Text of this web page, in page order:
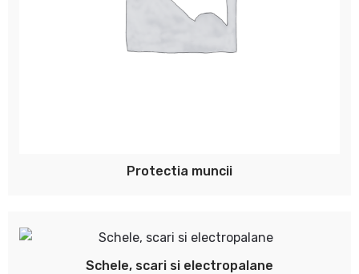
Protectia muncii
Schele, scari si electropalane